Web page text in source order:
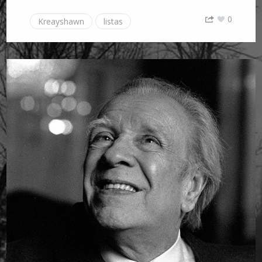
Kreayshawn listas 0